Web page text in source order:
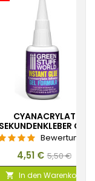
CYANACRYLAT
SEKUNDENKLEBER GEL
20GR.
Preis
4,51 € 5,50 €
 In den Warenkorb